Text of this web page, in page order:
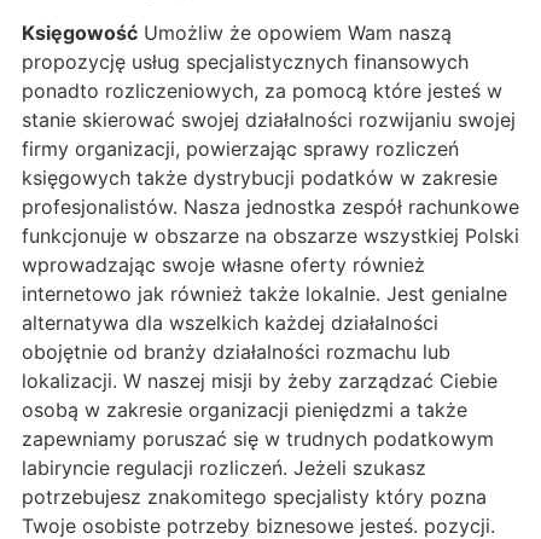
Księgowość Umożliw że opowiem Wam naszą
propozycję usług specjalistycznych finansowych
ponadto rozliczeniowych, za pomocą które jesteś w
stanie skierować swojej działalności rozwijaniu swojej
firmy organizacji, powierzając sprawy rozliczeń
księgowych także dystrybucji podatków w zakresie
profesjonalistów. Nasza jednostka zespół rachunkowe
funkcjonuje w obszarze na obszarze wszystkiej Polski
wprowadzając swoje własne oferty również
internetowo jak również także lokalnie. Jest genialne
alternatywa dla wszelkich każdej działalności
obojętnie od branży działalności rozmachu lub
lokalizacji. W naszej misji by żeby zarządzać Ciebie
osobą w zakresie organizacji pieniędzmi a także
zapewniamy poruszać się w trudnych podatkowym
labiryncie regulacji rozliczeń. Jeżeli szukasz
potrzebujesz znakomitego specjalisty który pozna
Twoje osobiste potrzeby biznesowe jesteś. pozycji.